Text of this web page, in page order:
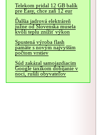
Telekom pridal 12 GB balík
pre Easy, chce zaň 12 eur
Ďalšia jadrová elektráreň
južne od Slovenska musela
kvôli teplu znížiť výkon
Spustená výroba flash
pamäte s novým najvyšším
počtom vrstiev
Súd zakázal samojazdiacim
Google taxíkom dobíjanie v
noci, rušili obyvateľov